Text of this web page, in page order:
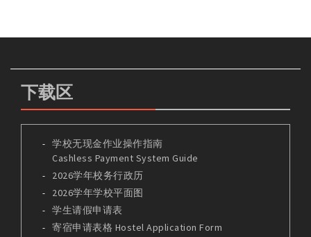
下载区
学校无现金作业操作指南
Cashless Payment System Guide
2026学年校务行政历
2026学年学校平面图
学生请假申请表
寄宿申请表格 Hostel Application Form